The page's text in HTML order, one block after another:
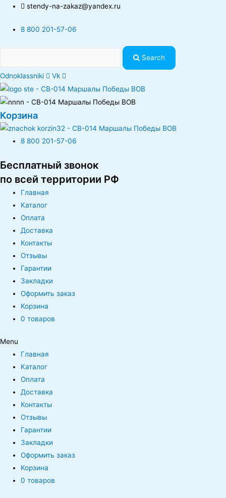
stendy-na-zakaz@yandex.ru
8 800 201-57-06
Search
Odnoklassniki Vk
Корзина
8 800 201-57-06
Бесплатный звонок
по всей территории РФ
Главная
Каталог
Оплата
Доставка
Контакты
Отзывы
Гарантии
Закладки
Оформить заказ
Корзина
0 товаров
Menu
Главная
Каталог
Оплата
Доставка
Контакты
Отзывы
Гарантии
Закладки
Оформить заказ
Корзина
0 товаров